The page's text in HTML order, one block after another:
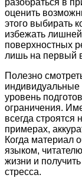
разобраться в
оценить
этого выбирать
избежать
поверхностных
лишь на первый
Полезно
индивидуальные
уровень
ограничения.
всегда
примерах,
Когда материал
языком,
жизни и
стресса.